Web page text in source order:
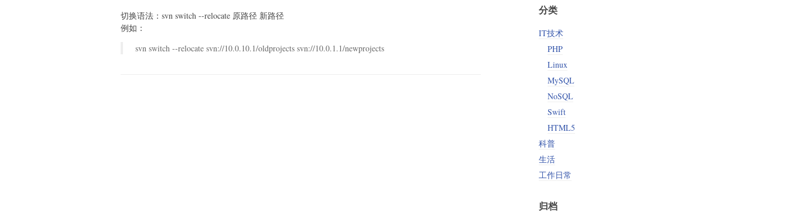
切换语法：svn switch --relocate 原路径 新路径
例如：
svn switch --relocate svn://10.0.10.1/oldprojects svn://10.0.1.1/newprojects
分类
IT技术
PHP
Linux
MySQL
NoSQL
Swift
HTML5
科普
生活
工作日常
归档